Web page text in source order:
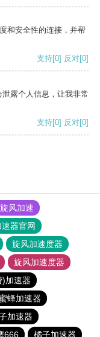
和安全性的连接，并帮
支持[0] 反对[0]
露个人信息，让我非常
支持[0] 反对[0]
旋风加速
器官网
旋风加速度器
旋风加速度器
)加速器
蜂加速器
加速器
666 橘子加速器